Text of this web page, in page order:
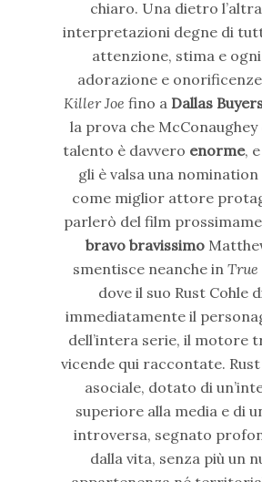
chiaro. Una dietro
interpretazioni degne di
attenzione, stima e
adorazione e
Killer Joe fino a Dallas
la prova che McConaughey
talento è davvero enorme,
gli è valsa una nomination
come miglior attore
parlerò del film
bravo bravissimo
smentisce neanche inTrue
dove il suo Rust Cohle
immediatamente il
dell’intera serie, il motore
vicende qui raccontate.
asociale, dotato di
superiore alla media e di
introversa, segnato
dalla vita, senza più un